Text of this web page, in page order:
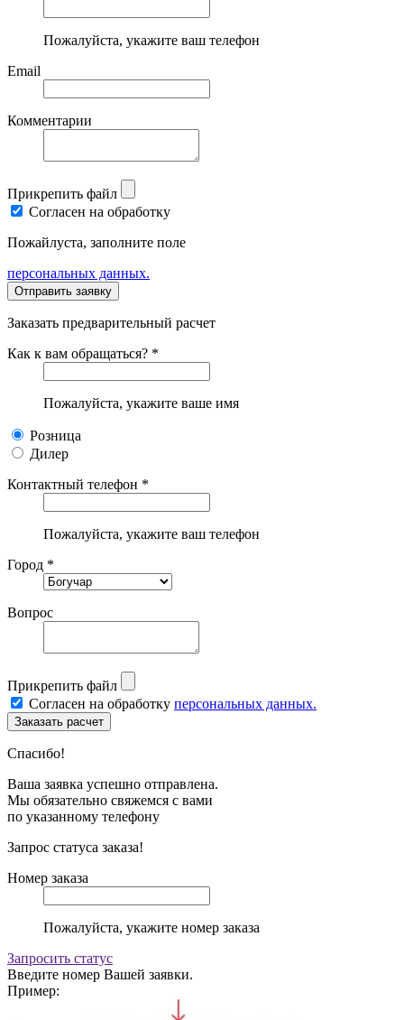
Пожалуйста, укажите ваш телефон
Email
Комментарии
Прикрепить файл
Согласен на обработку
Пожайлуста, заполните поле
персональных данных.
Заказать предварительный расчет
Как к вам обращаться? *
Пожалуйста, укажите ваше имя
Розница
Дилер
Контактный телефон *
Пожалуйста, укажите ваш телефон
Город *
Вопрос
Прикрепить файл
Согласен на обработку персональных данных.
Спасибо!
Ваша заявка успешно отправлена.
Мы обязательно свяжемся с вами
по указанному телефону
Запрос статуса заказа!
Номер заказа
Пожалуйста, укажите номер заказа
Запросить статус
Введите номер Вашей заявки.
Пример: